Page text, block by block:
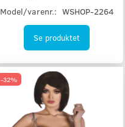
Model/varenr.: WSHOP-2264
Se produktet
-32%